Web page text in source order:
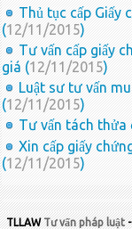
Thủ tục cấp Giấy
(12/11/2015)
Tư vấn cấp giấy
giá (12/11/2015)
Luật sư tư vấn
(12/11/2015)
Tư vấn tách thửa
Xin cấp giấy
(12/11/2015)
TLLAWTư vấn pháp luật-